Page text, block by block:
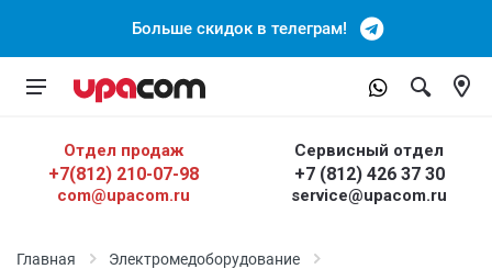
Больше скидок в телеграм!
Отдел продаж
+7(812) 210-07-98
com@upacom.ru
Сервисный отдел
+7 (812) 426 37 30
service@upacom.ru
Главная
Электромедоборудование